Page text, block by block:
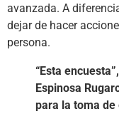
avanzada. A
dejar de hacer
persona.
“Esta
Espinosa
para la toma